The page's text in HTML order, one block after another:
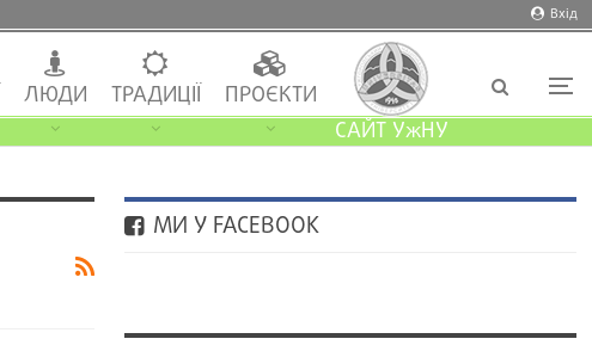
Вхід
ЛЮДИ ТРАДИЦІЇ
ПРОЄКТИ
САЙТ УжНУ
МИ У FACEBOOK